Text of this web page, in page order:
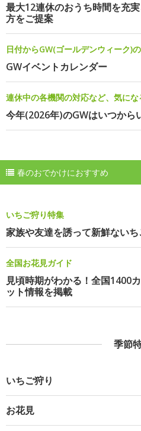
最大12連休のおうち時間を充
方をご提案
日付からGW(ゴールデンウィーク)
GWイベントカレンダー
連休中の各機関の対応など、気に
今年(2026年)のGWはいつから
春のおでかけにおすすめ
いちご狩り特集
家族や友達を誘って新鮮ない
全国お花見ガイド
見頃時期がわかる！全国1400
ット情報を掲載
季節
いちご狩り
お花見